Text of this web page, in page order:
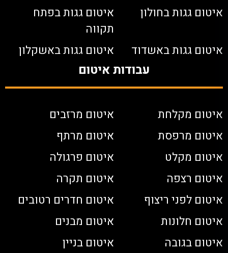
איטום גגות בחולון
איטום גגות בפתח
תקווה
איטום גגות באשדוד
איטום גגות באשקלון
עבודות איטום
איטום מקלחת
איטום מרזבים
איטום מרפסת
איטום מרתף
איטום מקלט
איטום פרגולה
איטום רצפה
איטום תקרה
איטום לפני ריצוף
איטום חדרים רטובים
איטום חלונות
איטום מבנים
איטום בגובה
איטום בניין